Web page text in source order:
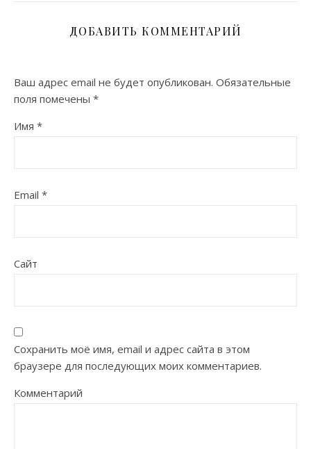
ДОБАВИТЬ КОММЕНТАРИЙ
Ваш адрес email не будет опубликован. Обязательные
поля помечены *
Имя *
Email *
Сайт
Сохранить моё имя, email и адрес сайта в этом
браузере для последующих моих комментариев.
Комментарий